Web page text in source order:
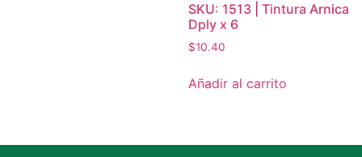
SKU: 1513 | Tintura Arnica
Dply x 6
$10.40
Añadir al carrito